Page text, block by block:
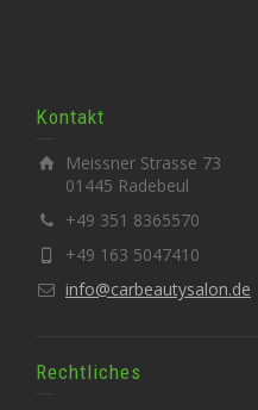
Kontakt
Meissner Strasse 73
01445 Radebeul
+49 351 8365570
+49 163 5047410
info@carbeautysalon.de
Rechtliches